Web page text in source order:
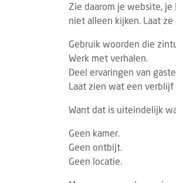
Zie daarom je website,
niet alleen kijken. Laat
Gebruik woorden die
Werk met verhalen.
Deel ervaringen van
Laat zien wat een
Want dat is uiteindelijk
Geen kamer.
Geen ontbijt.
Geen locatie.